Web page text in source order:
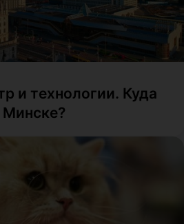
и технологии. Куда
Минске?